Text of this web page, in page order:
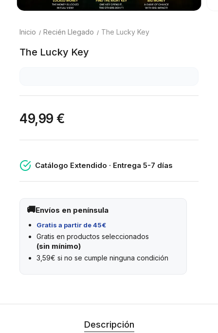
Inicio Recién Llegado The Lucky Key
The Lucky Key
49,99 €
Catálogo Extendido · Entrega 5-7 días
Envíos en península
Gratis a partir de 45€
Gratis en productos seleccionados
(sin mínimo)
3,59€ si no se cumple ninguna condición
Descripción